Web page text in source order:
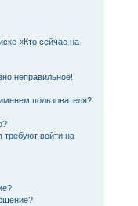
«Кто сейчас на
неправильное!
пользователя?
требуют войти на